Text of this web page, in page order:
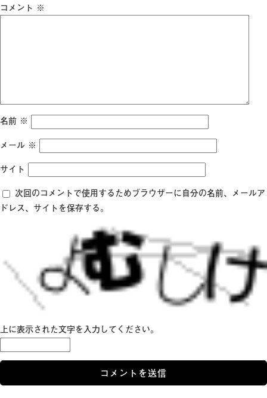
コメント ※
名前 ※
メール ※
サイト
次回のコメントで使用するためブラウザーに自分の名前、メールア
ドレス、サイトを保存する。
上に表示された文字を入力してください。